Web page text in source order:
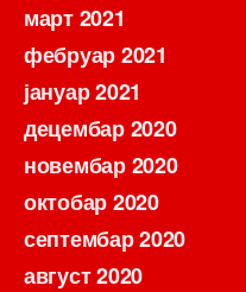
март 2021
фебруар 2021
јануар 2021
децембар 2020
новембар 2020
октобар 2020
септембар 2020
август 2020